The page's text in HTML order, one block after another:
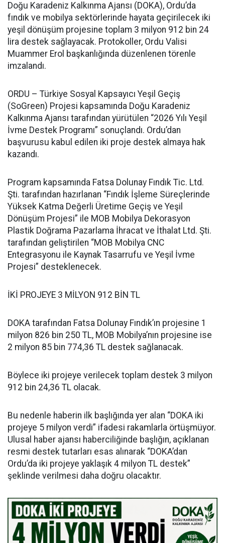
Doğu Karadeniz Kalkınma Ajansı (DOKA), Ordu’da
fındık ve mobilya sektörlerinde hayata geçirilecek iki
yeşil dönüşüm projesine toplam 3 milyon 912 bin 24
lira destek sağlayacak. Protokoller, Ordu Valisi
Muammer Erol başkanlığında düzenlenen törenle
imzalandı.
ORDU – Türkiye Sosyal Kapsayıcı Yeşil Geçiş
(SoGreen) Projesi kapsamında Doğu Karadeniz
Kalkınma Ajansı tarafından yürütülen “2026 Yılı Yeşil
İvme Destek Programı” sonuçlandı. Ordu’dan
başvurusu kabul edilen iki proje destek almaya hak
kazandı.
Program kapsamında Fatsa Dolunay Fındık Tic. Ltd.
Şti. tarafından hazırlanan “Fındık İşleme Süreçlerinde
Yüksek Katma Değerli Üretime Geçiş ve Yeşil
Dönüşüm Projesi” ile MOB Mobilya Dekorasyon
Plastik Doğrama Pazarlama İhracat ve İthalat Ltd. Şti.
tarafından geliştirilen “MOB Mobilya CNC
Entegrasyonu ile Kaynak Tasarrufu ve Yeşil İvme
Projesi” desteklenecek.
İKİ PROJEYE 3 MİLYON 912 BİN TL
DOKA tarafından Fatsa Dolunay Fındık’ın projesine 1
milyon 826 bin 250 TL, MOB Mobilya’nın projesine ise
2 milyon 85 bin 774,36 TL destek sağlanacak.
Böylece iki projeye verilecek toplam destek 3 milyon
912 bin 24,36 TL olacak.
Bu nedenle haberin ilk başlığında yer alan “DOKA iki
projeye 5 milyon verdi” ifadesi rakamlarla örtüşmüyor.
Ulusal haber ajansı haberciliğinde başlığın, açıklanan
resmi destek tutarları esas alınarak “DOKA’dan
Ordu’da iki projeye yaklaşık 4 milyon TL destek”
şeklinde verilmesi daha doğru olacaktır.